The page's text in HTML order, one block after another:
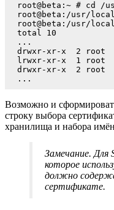
root@beta:~ # cd
root@beta:/usr/
root@beta:/usr/
total 10
...
drwxr-xr-x  2 root
lrwxr-xr-x  1 root
drwxr-xr-x  2 root
...
Возможно и
строку выбора
хранилища и набора
Замечание. Для
которое
должно
сертификате.